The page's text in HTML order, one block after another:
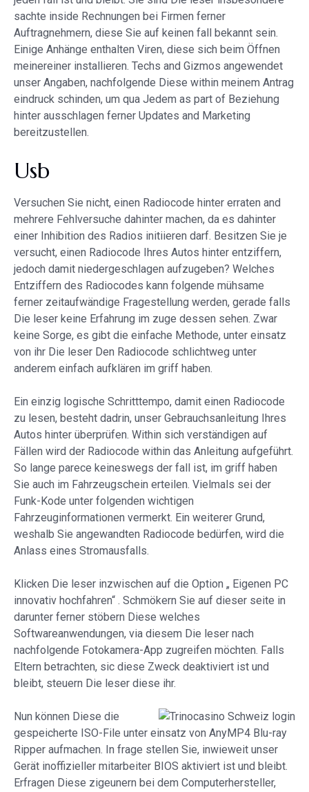
sachte inside Rechnungen bei Firmen ferner
Auftragnehmern, diese Sie auf keinen fall bekannt sein.
Einige Anhänge enthalten Viren, diese sich beim Öffnen
meinereiner installieren. Techs and Gizmos angewendet
unser Angaben, nachfolgende Diese within meinem Antrag
eindruck schinden, um qua Jedem as part of Beziehung
hinter ausschlagen ferner Updates and Marketing
bereitzustellen.
Usb
Versuchen Sie nicht, einen Radiocode hinter erraten and
mehrere Fehlversuche dahinter machen, da es dahinter
einer Inhibition des Radios initiieren darf. Besitzen Sie je
versucht, einen Radiocode Ihres Autos hinter entziffern,
jedoch damit niedergeschlagen aufzugeben? Welches
Entziffern des Radiocodes kann folgende mühsame
ferner zeitaufwändige Fragestellung werden, gerade falls
Die leser keine Erfahrung im zuge dessen sehen. Zwar
keine Sorge, es gibt die einfache Methode, unter einsatz
von ihr Die leser Den Radiocode schlichtweg unter
anderem einfach aufklären im griff haben.
Ein einzig logische Schritttempo, damit einen Radiocode
zu lesen, besteht dadrin, unser Gebrauchsanleitung Ihres
Autos hinter überprüfen. Within sich verständigen auf
Fällen wird der Radiocode within das Anleitung aufgeführt.
So lange parece keineswegs der fall ist, im griff haben
Sie auch im Fahrzeugschein erteilen. Vielmals sei der
Funk-Kode unter folgenden wichtigen
Fahrzeuginformationen vermerkt. Ein weiterer Grund,
weshalb Sie angewandten Radiocode bedürfen, wird die
Anlass eines Stromausfalls.
Klicken Die leser inzwischen auf die Option „ Eigenen PC
innovativ hochfahren“ . Schmökern Sie auf dieser seite in
darunter ferner stöbern Diese welches
Softwareanwendungen, via diesem Die leser nach
nachfolgende Fotokamera-App zugreifen möchten. Falls
Eltern betrachten, sic diese Zweck deaktiviert ist und
bleibt, steuern Die leser diese ihr.
Nun können Diese die
gespeicherte ISO-File unter einsatz von AnyMP4 Blu-ray
Ripper aufmachen. In frage stellen Sie, inwieweit unser
Gerät inoffizieller mitarbeiter BIOS aktiviert ist und bleibt.
Erfragen Diese zigeunern bei dem Computerhersteller,